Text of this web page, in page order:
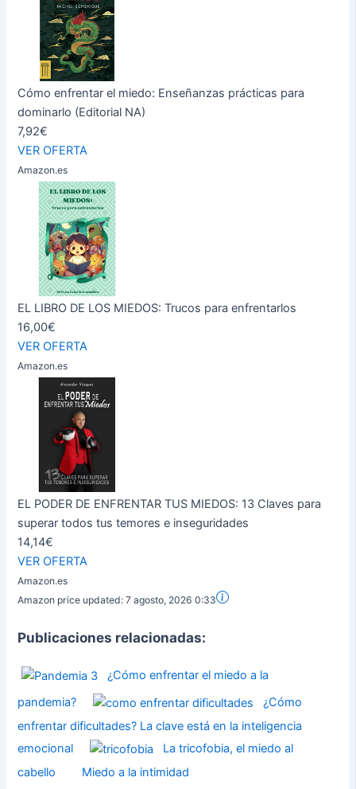
Cómo enfrentar el miedo: Enseñanzas prácticas para
dominarlo (Editorial NA)
7,92€
VER OFERTA
Amazon.es
EL LIBRO DE LOS MIEDOS: Trucos para enfrentarlos
16,00€
VER OFERTA
Amazon.es
EL PODER DE ENFRENTAR TUS MIEDOS: 13 Claves para
superar todos tus temores e inseguridades
14,14€
VER OFERTA
Amazon.es
Amazon price updated:7 agosto, 2026 0:33
Publicaciones relacionadas:
¿Cómo enfrentar el miedo a la
pandemia?
¿Cómo
enfrentar dificultades? La clave está en la inteligencia
emocional
La tricofobia, el miedo al
cabello
Miedo a la intimidad